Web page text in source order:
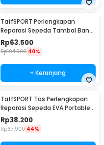
TaffSPORT Perlengkapan
Reparasi Sepeda Tambal Ban
16 in 1 - PP06S
Rp63.500
Rp104.900 40%
+ Keranjang
TaffSPORT Tas Perlengkapan
Reparasi Sepeda EVA Portable
Size L - PP08S
Rp38.200
Rp67.900 44%